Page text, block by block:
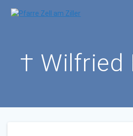
† Wilfried